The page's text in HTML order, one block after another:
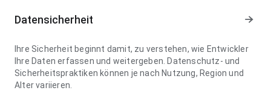
Datensicherheit
Ihre Sicherheit beginnt damit, zu verstehen, wie Entwickler
Ihre Daten erfassen und weitergeben. Datenschutz- und
Sicherheitspraktiken können je nach Nutzung, Region und
Alter variieren.